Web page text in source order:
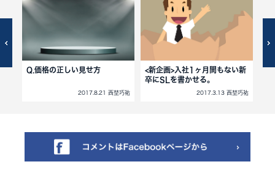
Q.価格の正しい見せ方
2017.8.21 西埜巧祐
<新企画>入社1ヶ月間もない新
卒にSLを書かせる。
2017.3.13 西埜巧祐